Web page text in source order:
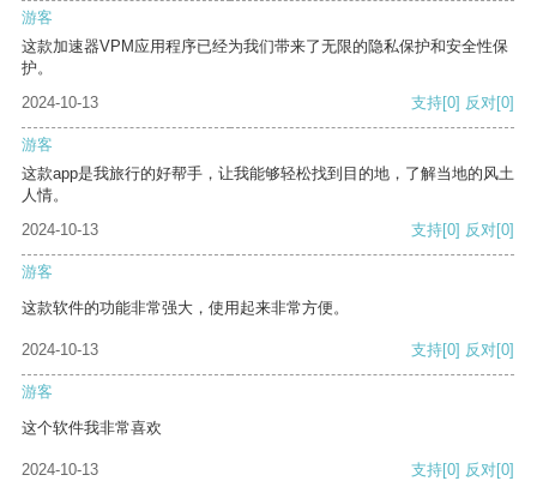
游客
这款加速器VPM应用程序已经为我们带来了无限的隐私保护和安全性保
护。
2024-10-13
支持[0] 反对[0]
游客
这款app是我旅行的好帮手，让我能够轻松找到目的地，了解当地的风土
人情。
2024-10-13
支持[0] 反对[0]
游客
这款软件的功能非常强大，使用起来非常方便。
2024-10-13 支持[0] 反对[0]
游客
这个软件我非常喜欢
2024-10-13 支持[0] 反对[0]